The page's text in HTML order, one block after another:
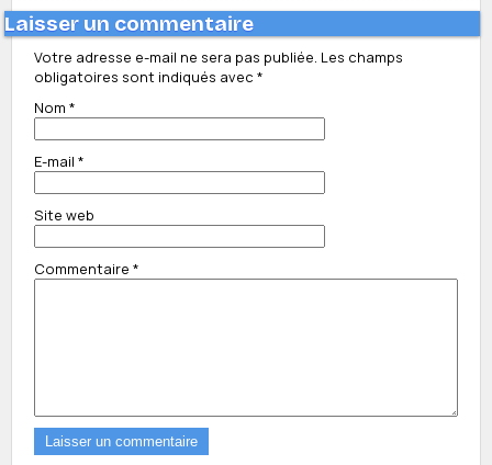
Laisser un commentaire
Votre adresse e-mail ne sera pas publiée. Les champs
obligatoires sont indiqués avec *
Nom *
E-mail *
Site web
Commentaire *